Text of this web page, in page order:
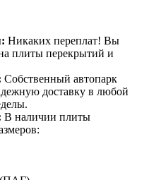
Никаких переплат! Вы
плиты перекрытий и
Собственный автопарк
доставку в любой
В наличии плиты